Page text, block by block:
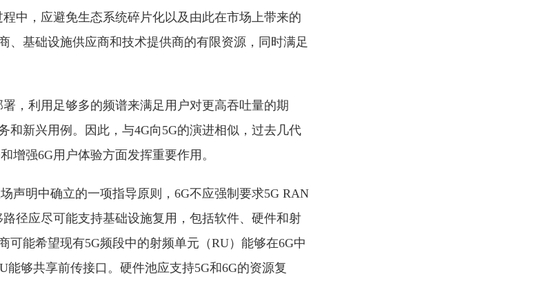
中，应避免生态系统碎⽚化以及由此在市场上带来的
、基础设施供应商和技术提供商的有限资源，同时满⾜
，利⽤⾜够多的频谱来满⾜⽤户对更⾼吞吐量的期
和新兴⽤例。因此，与4G向5G的演进相似，过去⼏代
增强6G⽤户体验⽅⾯发挥重要作⽤。
声明中确⽴的⼀项指导原则，6G不应强制要求5G RAN
径应尽可能⽀持基础设施复⽤，包括软件、硬件和射
可能希望现有5G频段中的射频单元（RU）能够在6G中
能够共享前传接⼝。硬件池应⽀持5G和6G的资源复